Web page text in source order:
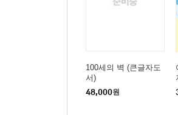
: 갑작스러운 초조감과 분
: ‘EQ=마음의 지능 지수’
: 40대 이후, EQ가 저하되
: 감정이 노화하기 쉬운 직
: 과거의 자랑을 늘어놓기
: 여유가 있고 안정적인 사
100세의 벽 (큰글자도
서)
48,000원